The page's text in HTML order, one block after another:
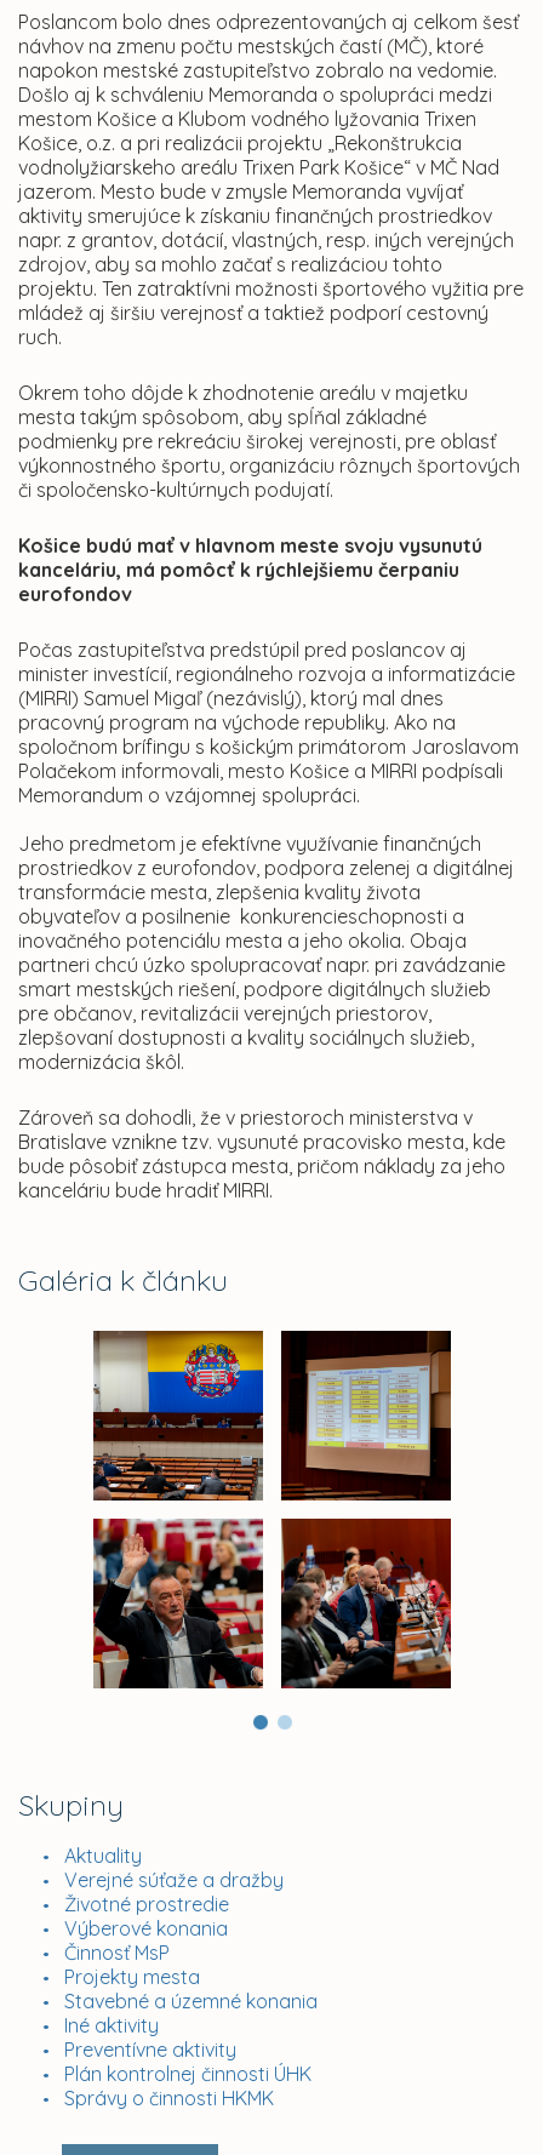
Galéria k článku
Skupiny
Aktuality
Verejné súťaže a dražby
Životné prostredie
Výberové konania
Činnosť MsP
Projekty mesta
Stavebné a územné konania
Iné aktivity
Preventívne aktivity
Plán kontrolnej činnosti ÚHK
Správy o činnosti HKMK
Poslancom bolo dnes odprezentovaných aj celkom šesť
návhov na zmenu počtu mestských častí (MČ), ktoré
napokon mestské zastupiteľstvo zobralo na vedomie.
Došlo aj k schváleniu Memoranda o spolupráci medzi
mestom Košice a Klubom vodného lyžovania Trixen
Košice, o.z. a pri realizácii projektu „Rekonštrukcia
vodnolyžiarskeho areálu Trixen Park Košice“ v MČ Nad
jazerom. Mesto bude v zmysle Memoranda vyvíjať
aktivity smerujúce k získaniu finančných prostriedkov
napr. z grantov, dotácií, vlastných, resp. iných verejných
zdrojov, aby sa mohlo začať s realizáciou tohto
projektu. Ten zatraktívni možnosti športového vyžitia pre
mládež aj širšiu verejnosť a taktiež podporí cestovný
ruch.
Okrem toho dôjde k zhodnotenie areálu v majetku
mesta takým spôsobom, aby spĺňal základné
podmienky pre rekreáciu širokej verejnosti, pre oblasť
výkonnostného športu, organizáciu rôznych športových
či spoločensko-kultúrnych podujatí.
Košice budú mať v hlavnom meste svoju vysunutú
kanceláriu, má pomôcť k rýchlejšiemu čerpaniu
eurofondov
Počas zastupiteľstva predstúpil pred poslancov aj
minister investícií, regionálneho rozvoja a informatizácie
(MIRRI) Samuel Migaľ (nezávislý), ktorý mal dnes
pracovný program na východe republiky. Ako na
spoločnom brífingu s košickým primátorom Jaroslavom
Polačekom informovali, mesto Košice a MIRRI podpísali
Memorandum o vzájomnej spolupráci.
Jeho predmetom je efektívne využívanie finančných
prostriedkov z eurofondov, podpora zelenej a digitálnej
transformácie mesta, zlepšenia kvality života
obyvateľov a posilnenie konkurencieschopnosti a
inovačného potenciálu mesta a jeho okolia. Obaja
partneri chcú úzko spolupracovať napr. pri zavádzanie
smart mestských riešení, podpore digitálnych služieb
pre občanov, revitalizácii verejných priestorov,
zlepšovaní dostupnosti a kvality sociálnych služieb,
modernizácia škôl.
Zároveň sa dohodli, že v priestoroch ministerstva v
Bratislave vznikne tzv. vysunuté pracovisko mesta, kde
bude pôsobiť zástupca mesta, pričom náklady za jeho
kanceláriu bude hradiť MIRRI.